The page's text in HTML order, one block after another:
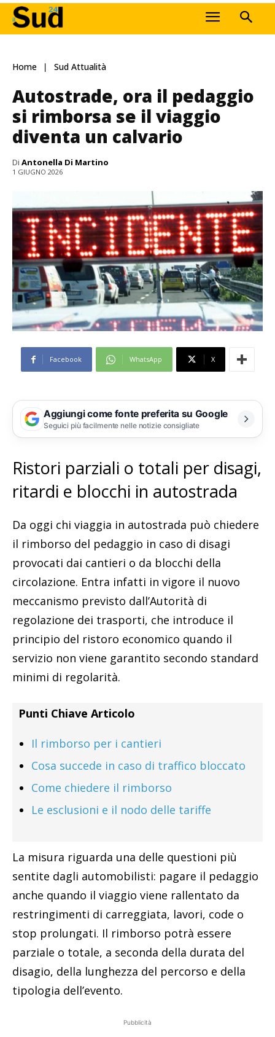
Home Sud Attualità
Autostrade, ora il pedaggio
si rimborsa se il viaggio
diventa un calvario
Di Antonella Di Martino
1 GIUGNO 2026
Facebook WhatsApp X
Aggiungi come fonte preferita su Google
Seguici più facilmente nelle notizie consigliate
Ristori parziali o totali per disagi,
ritardi e blocchi in autostrada
Da oggi chi viaggia in autostrada può chiedere
il rimborso del pedaggio in caso di disagi
provocati dai cantieri o da blocchi della
circolazione. Entra infatti in vigore il nuovo
meccanismo previsto dall’Autorità di
regolazione dei trasporti, che introduce il
principio del ristoro economico quando il
servizio non viene garantito secondo standard
minimi di regolarità.
Punti Chiave Articolo
Il rimborso per i cantieri
Cosa succede in caso di traffico bloccato
Come chiedere il rimborso
Le esclusioni e il nodo delle tariffe
La misura riguarda una delle questioni più
sentite dagli automobilisti: pagare il pedaggio
anche quando il viaggio viene rallentato da
restringimenti di carreggiata, lavori, code o
stop prolungati. Il rimborso potrà essere
parziale o totale, a seconda della durata del
disagio, della lunghezza del percorso e della
tipologia dell’evento.
Pubblicità